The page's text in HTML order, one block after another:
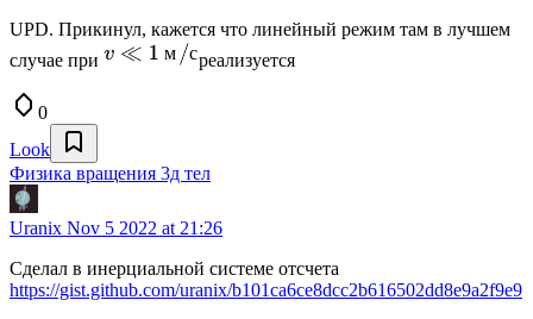
UPD. Прикинул, кажется что линейный режим там в лучшем
случае при
реализуется
0
Look
Физика вращения 3д тел
Uranix Nov 5 2022 at 21:26
Сделал в инерциальной системе отсчета
https://gist.github.com/uranix/b101ca6ce8dcc2b616502dd8e9a2f9e9